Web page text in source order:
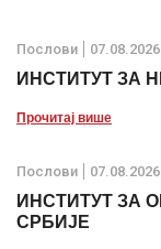
Послови 07.08.2026.
ИНСТИТУТ ЗА
Прочитај више
Послови 07.08.2026.
ИНСТИТУТ ЗА
СРБИЈЕ